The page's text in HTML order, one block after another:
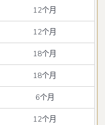
12个月
12个月
18个月
18个月
6个月
12个月